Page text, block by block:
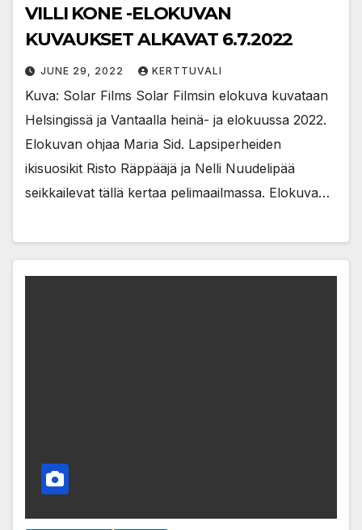
VILLI KONE -ELOKUVAN
KUVAUKSET ALKAVAT 6.7.2022
JUNE 29, 2022 KERTTUVALI
Kuva: Solar Films Solar Filmsin elokuva kuvataan
Helsingissä ja Vantaalla heinä- ja elokuussa 2022.
Elokuvan ohjaa Maria Sid. Lapsiperheiden
ikisuosikit Risto Räppääjä ja Nelli Nuudelipää
seikkailevat tällä kertaa pelimaailmassa. Elokuva…